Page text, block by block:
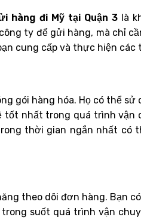
hàng đi Mỹ tại Quận 3là
ty để gửi hàng, mà chỉ
cung cấp và thực hiện
gói hàng hóa. Họ có thể
tốt nhất trong quá trình vận
thời gian ngắn nhất có
theo dõi đơn hàng. Bạn
suốt quá trình vận